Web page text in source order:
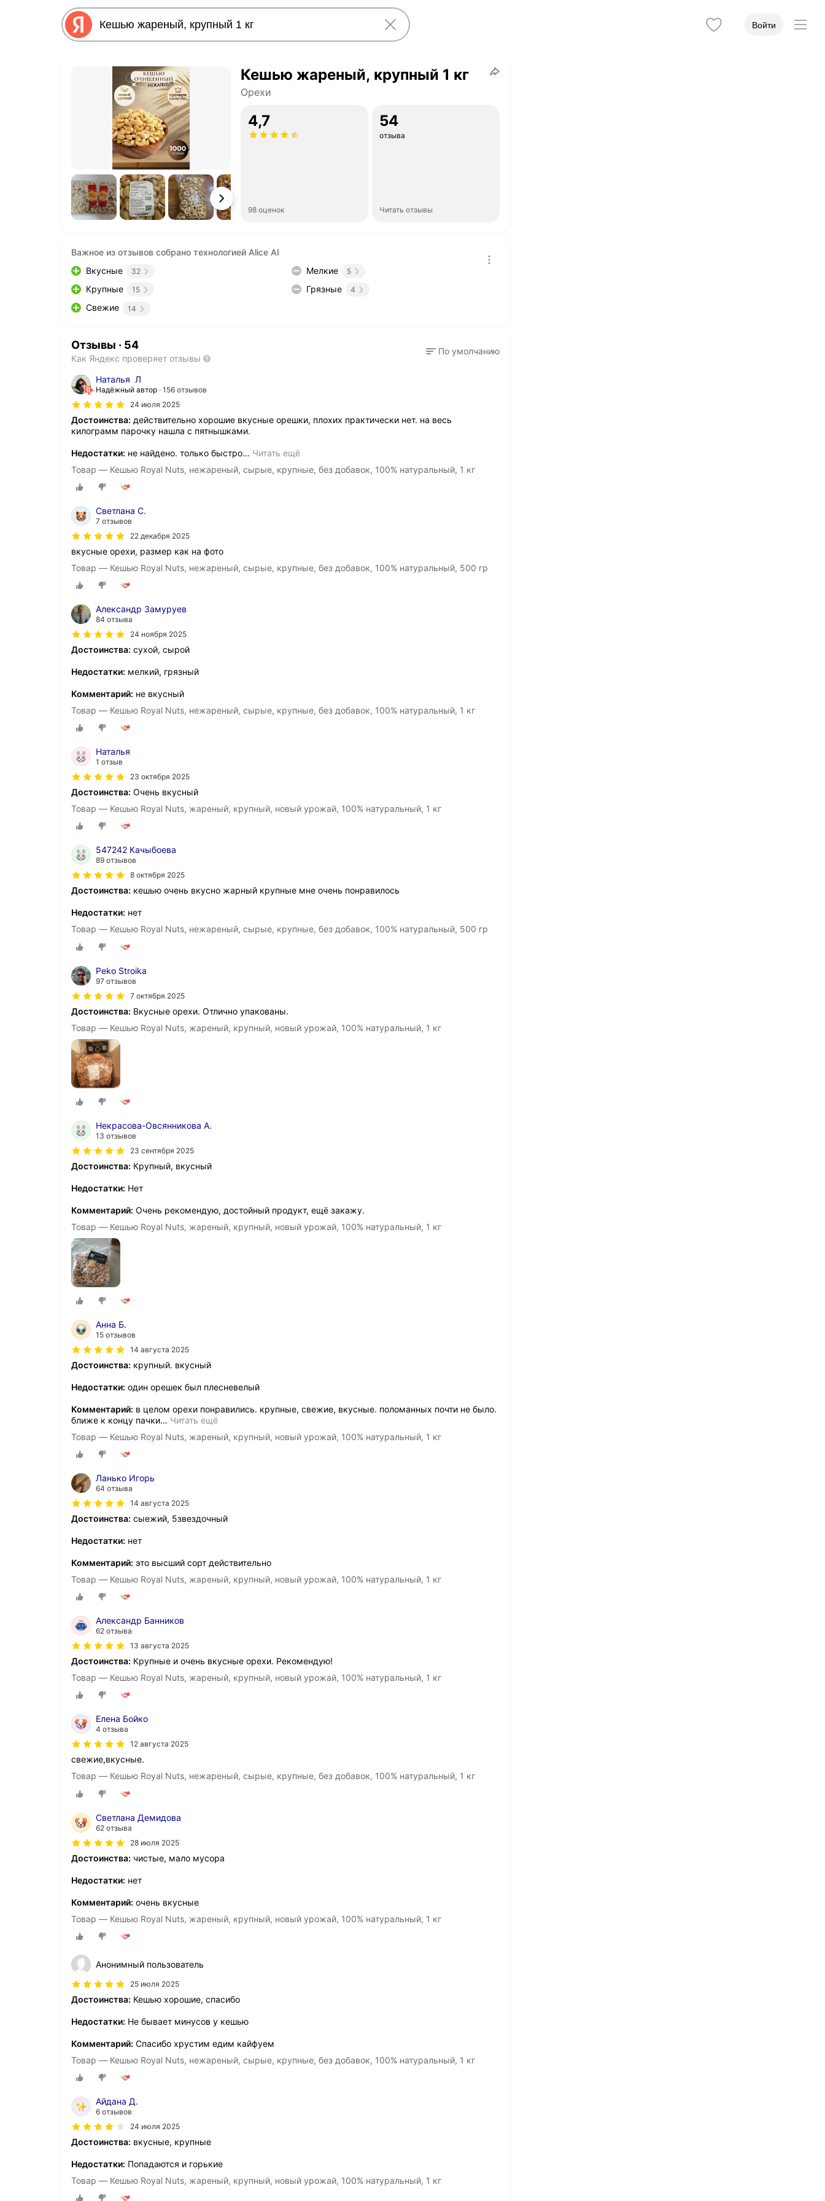
Войти
Кешью жареный, крупный 1 кг
Орехи
4,7
98 оценок
54
отзыва
Читать отзывы
Важное из отзывов собрано технологией Alice AI
Вкусные
32
Крупные 15
Свежие 14
Мелкие 5
Грязные 4
Отзывы · 54
Как Яндекс проверяет отзывы
По умолчанию
Наталья Л
Надёжный автор 156 отзывов
24 июля 2025
Достоинства: действительно хорошие вкусные орешки, плохих практически нет. на весь
килограмм парочку нашла с пятнышками.
Недостатки: не найдено. только быстро… Читать ещё
Товар — Кешью Royal Nuts, нежареный, сырые, крупные, без добавок, 100% натуральный, 1 кг
Светлана С.
7 отзывов
22 декабря 2025
вкусные орехи, размер как на фото
Товар — Кешью Royal Nuts, нежареный, сырые, крупные, без добавок, 100% натуральный, 500 гр
Александр Замуруев
84 отзыва
24 ноября 2025
Достоинства: сухой, сырой
Недостатки: мелкий, грязный
Комментарий: не вкусный
Товар — Кешью Royal Nuts, нежареный, сырые, крупные, без добавок, 100% натуральный, 1 кг
Наталья
1 отзыв
23 октября 2025
Достоинства: Очень вкусный
Товар — Кешью Royal Nuts, жареный, крупный, новый урожай, 100% натуральный, 1 кг
547242 Качыбоева
89 отзывов
8 октября 2025
Достоинства: кешью очень вкусно жарный крупные мне очень понравилось
Недостатки: нет
Товар — Кешью Royal Nuts, нежареный, сырые, крупные, без добавок, 100% натуральный, 500 гр
Peko Stroika
97 отзывов
7 октября 2025
Достоинства: Вкусные орехи. Отлично упакованы.
Товар — Кешью Royal Nuts, жареный, крупный, новый урожай, 100% натуральный, 1 кг
Некрасова-Овсянникова А.
13 отзывов
23 сентября 2025
Достоинства: Крупный, вкусный
Недостатки: Нет
Комментарий: Очень рекомендую, достойный продукт, ещё закажу.
Товар — Кешью Royal Nuts, жареный, крупный, новый урожай, 100% натуральный, 1 кг
Анна Б.
15 отзывов
14 августа 2025
Достоинства: крупный. вкусный
Недостатки: один орешек был плесневелый
Комментарий: в целом орехи понравились. крупные, свежие, вкусные. поломанных почти не было.
ближе к концу пачки… Читать ещё
Товар — Кешью Royal Nuts, жареный, крупный, новый урожай, 100% натуральный, 1 кг
Ланько Игорь
64 отзыва
14 августа 2025
Достоинства: сыежий, 5звездочный
Недостатки: нет
Комментарий: это высший сорт действительно
Товар — Кешью Royal Nuts, жареный, крупный, новый урожай, 100% натуральный, 1 кг
Александр Банников
62 отзыва
13 августа 2025
Достоинства: Крупные и очень вкусные орехи. Рекомендую!
Товар — Кешью Royal Nuts, жареный, крупный, новый урожай, 100% натуральный, 1 кг
Елена Бойко
4 отзыва
12 августа 2025
свежие,вкусные.
Товар — Кешью Royal Nuts, нежареный, сырые, крупные, без добавок, 100% натуральный, 1 кг
Светлана Демидова
62 отзыва
28 июля 2025
Достоинства: чистые, мало мусора
Недостатки: нет
Комментарий: очень вкусные
Товар — Кешью Royal Nuts, жареный, крупный, новый урожай, 100% натуральный, 1 кг
Анонимный пользователь
25 июля 2025
Достоинства: Кешью хорошие, спасибо
Недостатки: Не бывает минусов у кешью
Комментарий: Спасибо хрустим едим кайфуем
Товар — Кешью Royal Nuts, нежареный, сырые, крупные, без добавок, 100% натуральный, 1 кг
Айдана Д.
6 отзывов
24 июля 2025
Достоинства: вкусные, крупные
Недостатки: Попадаются и горькие
Товар — Кешью Royal Nuts, жареный, крупный, новый урожай, 100% натуральный, 1 кг